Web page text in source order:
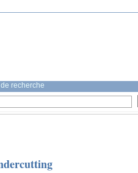
recherche